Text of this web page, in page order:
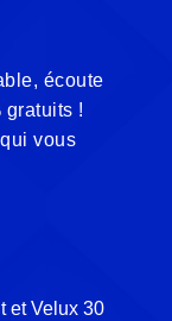
écoute
gratuits !
vous
et Velux 30